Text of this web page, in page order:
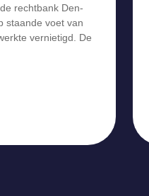
rechtbank Den-
staande voet van
vernietigd. De